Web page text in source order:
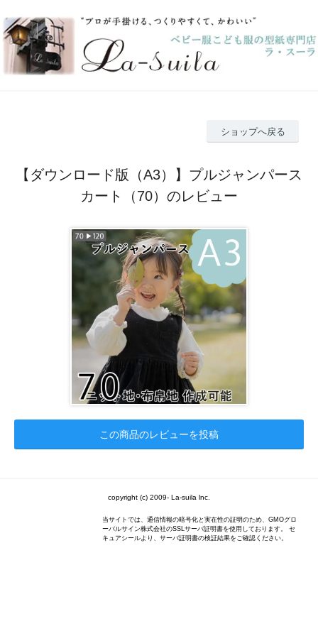
ショップへ戻る
【ダウンロード版（A3）】プルジャンパース
カート（70）のレビュー
この商品のレビューを投稿
copyright (c) 2009- La-suila lnc.
当サイトでは、通信情報の暗号化と実在性の証明のため、GMOグロ
ーバルサイン株式会社のSSLサーバ証明書を使用しております。 セ
キュアシールより、サーバ証明書の検証結果をご確認ください。